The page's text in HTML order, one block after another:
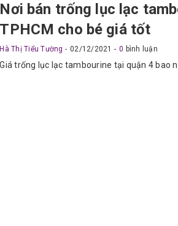
Nơi bán trống lục lạc
TPHCM cho bé giá tốt
Hà Thị Tiểu Tường 02/12/2021 0 bình luận
Giá trống lục lạc tambourine tại quận 4 bao